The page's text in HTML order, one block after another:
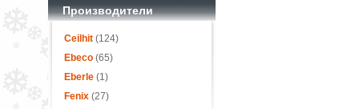
Производители
Ceilhit(124)
Ebeco(65)
Eberle(1)
Fenix(27)